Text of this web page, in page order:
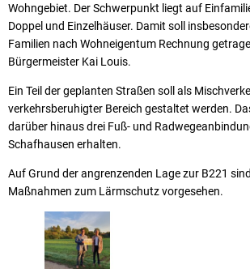
Wohngebiet. Der Schwerpunkt liegt auf
Doppel und Einzelhäuser. Damit soll
Familien nach Wohneigentum Rechnung
Bürgermeister Kai Louis.
Ein Teil der geplanten Straßen soll als
verkehrsberuhigter Bereich gestaltet werden.
darüber hinaus drei Fuß- und
Schafhausen erhalten.
Auf Grund der angrenzenden Lage zur B221
Maßnahmen zum Lärmschutz vorgesehen.